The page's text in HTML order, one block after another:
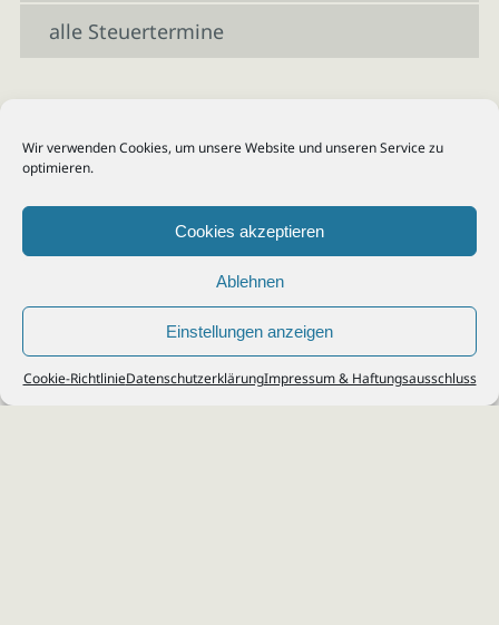
Wir verwenden Cookies, um unsere Website und unseren Service zu
optimieren.
Cookies akzeptieren
Ablehnen
Einstellungen anzeigen
Cookie-RichtlinieDatenschutzerklärungImpressum & Haftungsausschluss
alle Steuertermine
© 2026Steuerberater Kempf, Köln - Steuerberatung Poll, Porz, Deutz, Mülheim,